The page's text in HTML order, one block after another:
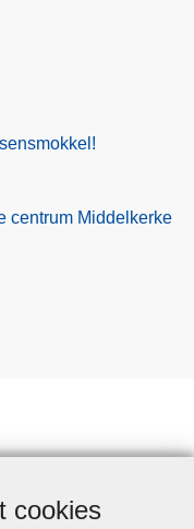
cookies
centrum Middelkerke